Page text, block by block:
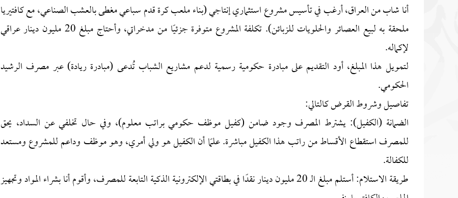
أنا شاب من العراق، أرغب في تأسيس مشروع استثماري إنتاجي (بناء ملعب كرة قدم سباعي مغطى بالعشب الصناعي، مع كافتيريا
ملحقة به لبيع العصائر والحلويات للزبائن). تكلفة المشروع متوفرة جزئيًا من مدخراتي، وأحتاج مبلغ 20 مليون دينار عراقي
لإكماله.
لتمويل هذا المبلغ، أود التقديم على مبادرة حكومية رسمية لدعم مشاريع الشباب تُدعى (مبادرة ريادة) عبر مصرف الرشيد
الحكومي.
تفاصيل وشروط القرض كالتالي:
الضمانة (الكفيل): يشترط المصرف وجود ضامن (كفيل موظف حكومي براتب معلوم)، وفي حال تخلفي عن السداد، يحق
للمصرف استقطاع الأقساط من راتب هذا الكفيل مباشرة. علمًا أن الكفيل هو ولي أمري، وهو موظف وداعم للمشروع ومستعد
للكفالة.
طريقة الاستلام: أستلم مبلغ الـ 20 مليون دينار نقدًا في بطاقتي الإلكترونية الذكية التابعة للمصرف، وأقوم أنا بشراء المواد وتجهيز